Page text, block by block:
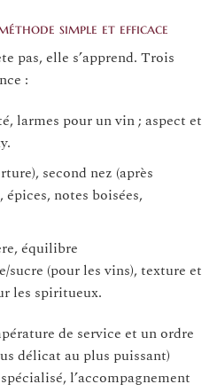
simple et efficace
pas, elle s’apprend. Trois
:
larmes pour un vin ; aspect et
second nez (après
notes boisées,
équilibre
(pour les vins), texture et
les spiritueux.
de service et un ordre
délicat au plus puissant)
l’accompagnement